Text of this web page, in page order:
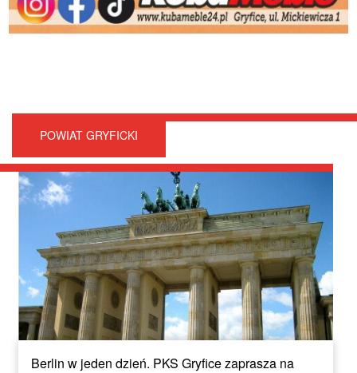
POWIAT GRYFICKI
Berlin w jeden dzień. PKS Gryfice zaprasza na